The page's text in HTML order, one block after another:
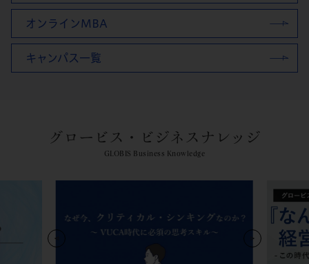
オンラインMBA
キャンパス一覧
グロービス・ビジネスナレッジ
GLOBIS Business Knowledge